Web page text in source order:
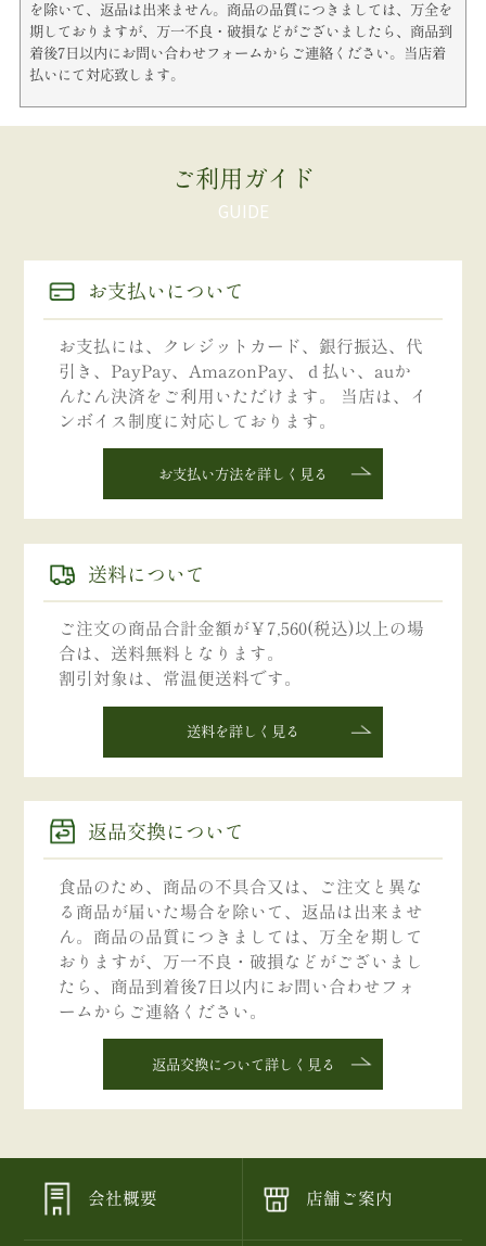
を除いて、返品は出来ません。商品の品質につきましては、万全を
期しておりますが、万一不良・破損などがございましたら、商品到
着後7日以内にお問い合わせフォームからご連絡ください。当店着
払いにて対応致します。
ご利用ガイド
お支払いについて
お支払には、クレジットカード、銀行振込、代
引き、PayPay、AmazonPay、ｄ払い、auか
んたん決済をご利用いただけます。 当店は、イ
ンボイス制度に対応しております。
お支払い方法を詳しく見る
送料について
ご注文の商品合計金額が￥7,560(税込)以上の場
合は、送料無料となります。
割引対象は、常温便送料です。
送料を詳しく見る
返品交換について
食品のため、商品の不具合又は、ご注文と異な
る商品が届いた場合を除いて、返品は出来ませ
ん。商品の品質につきましては、万全を期して
おりますが、万一不良・破損などがございまし
たら、商品到着後7日以内にお問い合わせフォ
ームからご連絡ください。
返品交換について詳しく見る
会社概要 店舗ご案内